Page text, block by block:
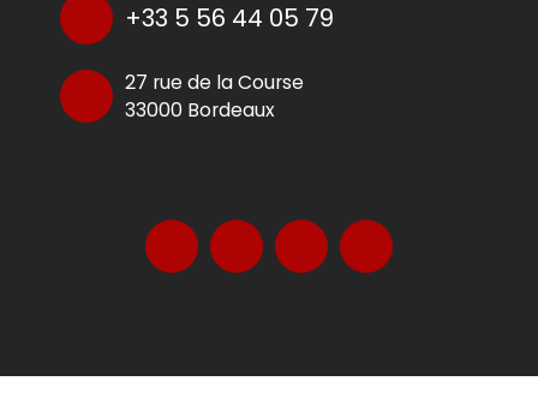
+33 5 56 44 05 79
27 rue de la Course
33000 Bordeaux